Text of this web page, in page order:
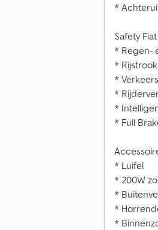
*
Safety
* Regen-
*
*
*
*
* Full
* Luifel
* 200W
*
*
*